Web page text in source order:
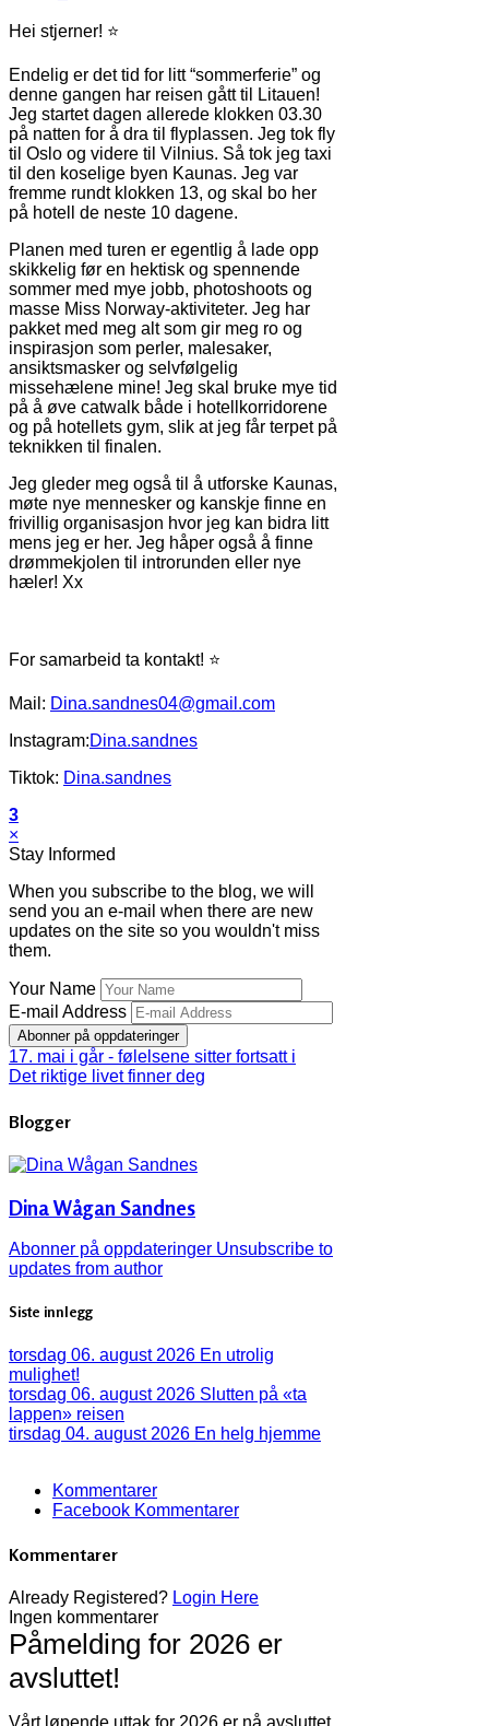
Hei stjerner! ⭐️
Endelig er det tid for litt “sommerferie” og
denne gangen har reisen gått til Litauen!
Jeg startet dagen allerede klokken 03.30
på natten for å dra til flyplassen. Jeg tok fly
til Oslo og videre til Vilnius. Så tok jeg taxi
til den koselige byen Kaunas. Jeg var
fremme rundt klokken 13, og skal bo her
på hotell de neste 10 dagene.
Planen med turen er egentlig å lade opp
skikkelig før en hektisk og spennende
sommer med mye jobb, photoshoots og
masse Miss Norway-aktiviteter. Jeg har
pakket med meg alt som gir meg ro og
inspirasjon som perler, malesaker,
ansiktsmasker og selvfølgelig
missehælene mine! Jeg skal bruke mye tid
på å øve catwalk både i hotellkorridorene
og på hotellets gym, slik at jeg får terpet på
teknikken til finalen.
Jeg gleder meg også til å utforske Kaunas,
møte nye mennesker og kanskje finne en
frivillig organisasjon hvor jeg kan bidra litt
mens jeg er her. Jeg håper også å finne
drømmekjolen til introrunden eller nye
hæler! Xx
For samarbeid ta kontakt! ⭐️
Mail: Dina.sandnes04@gmail.com
Instagram:Dina.sandnes
Tiktok: Dina.sandnes
3
×
Stay Informed
When you subscribe to the blog, we will
send you an e-mail when there are new
updates on the site so you wouldn't miss
them.
Your Name
E-mail Address
Abonner på oppdateringer
17. mai i går - følelsene sitter fortsatt i
Det riktige livet finner deg
Blogger
Dina Wågan Sandnes
Abonner på oppdateringer Unsubscribe to
updates from author
Siste innlegg
torsdag 06. august 2026 En utrolig
mulighet!
torsdag 06. august 2026 Slutten på «ta
lappen» reisen
tirsdag 04. august 2026 En helg hjemme
Kommentarer
Facebook Kommentarer
Kommentarer
Already Registered? Login Here
Ingen kommentarer
Påmelding for 2026 er
avsluttet!